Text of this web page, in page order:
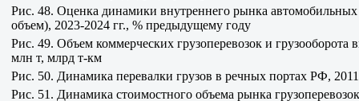
Рис. 48. Оценка динамики внутреннего рынка автомобильных
объем), 2023-2024 гг., % предыдущему году
Рис. 49. Объем коммерческих грузоперевозок и
млн т, млрд т-км
Рис. 50. Динамика перевалки грузов в речных портах РФ,
Рис. 51. Динамика стоимостного объема рынка